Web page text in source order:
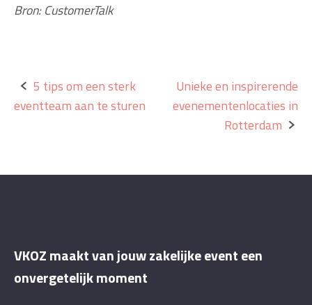
Bron: CustomerTalk
Bericht
navigatie
5 tips om een sterk
eventteam aan te sturen
Unieke en inspirerende
evenementenlocaties in
Rotterdam
VKOZ maakt van jouw zakelijke event een
onvergetelijk moment